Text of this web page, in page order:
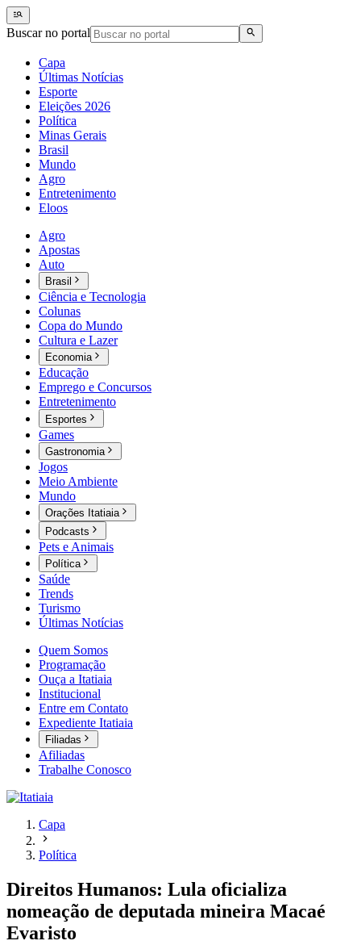
Buscar no portal
Capa
Últimas Notícias
Esporte
Eleições 2026
Política
Minas Gerais
Brasil
Mundo
Agro
Entretenimento
Eloos
Agro
Apostas
Auto
Brasil
Ciência e Tecnologia
Colunas
Copa do Mundo
Cultura e Lazer
Economia
Educação
Emprego e Concursos
Entretenimento
Esportes
Games
Gastronomia
Jogos
Meio Ambiente
Mundo
Orações Itatiaia
Podcasts
Pets e Animais
Política
Saúde
Trends
Turismo
Últimas Notícias
Quem Somos
Programação
Ouça a Itatiaia
Institucional
Entre em Contato
Expediente Itatiaia
Filiadas
Afiliadas
Trabalhe Conosco
Capa
Política
Direitos Humanos: Lula oficializa
nomeação de deputada mineira Macaé
Evaristo